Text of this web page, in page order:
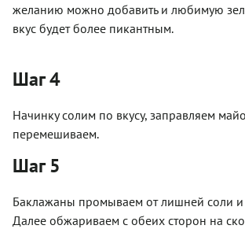
желанию можно добавить и любимую
вкус будет более пикантным.
Шаг 4
Начинку солим по вкусу, заправляем
перемешиваем.
Шаг 5
Баклажаны промываем от лишней соли
Далее обжариваем с обеих сторон на